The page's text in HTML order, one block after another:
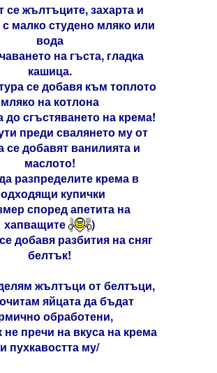
се жълтъците, захарта и
малко студено мляко или
вода
на гъста, гладка
кашица.
се добавя към топлото
мляко на котлона
до сгъстяването на крема!
преди свалянето му от
се добавят ванилията и
маслото!
разпределите крема в
купички
според апетита на
хапващите
)
добавя разбития на сняг
белтък!
жълтъци от белтъци,
яйцата да бъдат
обработени,
не пречи на вкуса на крема
и пухкавостта му/